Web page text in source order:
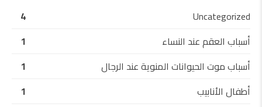
Uncategorized
4
أسباب العقم عند النساء
1
أسباب موت الحيوانات المنوية عند الرجال
1
أطفال الأنابيب
1